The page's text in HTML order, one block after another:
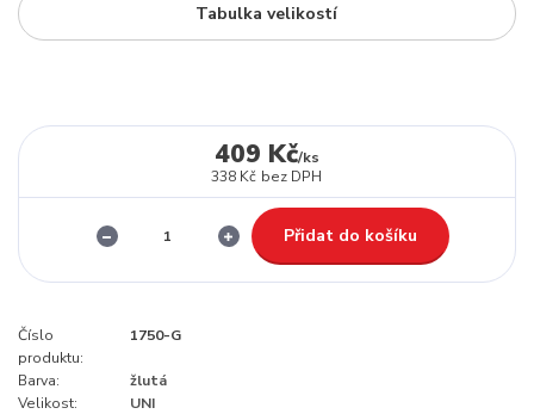
Tabulka velikostí
409 Kč/ks
338 Kč bez DPH
Přidat do košíku
Číslo
produktu:
1750-G
Barva:
žlutá
Velikost:
UNI